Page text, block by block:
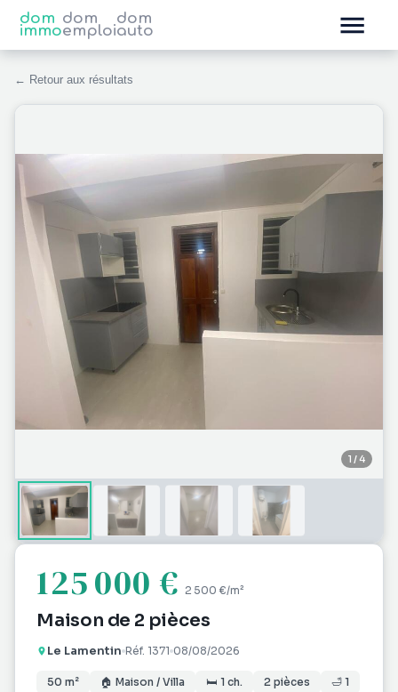
dom
immo
dom
emploi
dom
auto
← Retour aux résultats
1 /4
125 000 € 2 500 €/m²
Maison de 2 pièces
Le Lamentin Réf. 1371 08/08/2026
50 m² 🏠 Maison / Villa 🛏 1 ch. 2 pièces 🛁 1